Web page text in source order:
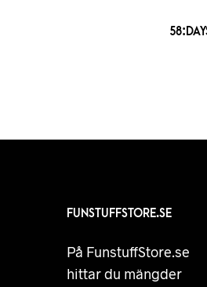
FUNSTUFFSTORE.SE
På FunstuffStore.se
hittar du mängder